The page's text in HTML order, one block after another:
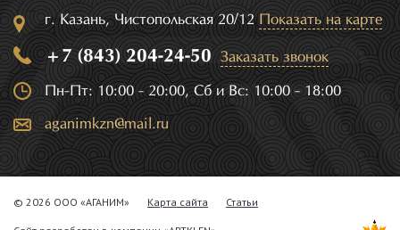
г. Казань, Чистопольская 20/12 Показать на карте
+7 (843) 204-24-50 Заказать звонок
Пн-Пт: 10:00 - 20:00, Сб и Вс: 10:00 - 18:00
aganimkzn@mail.ru
© 2026 ООО «АГАНИМ» Карта сайта Статьи